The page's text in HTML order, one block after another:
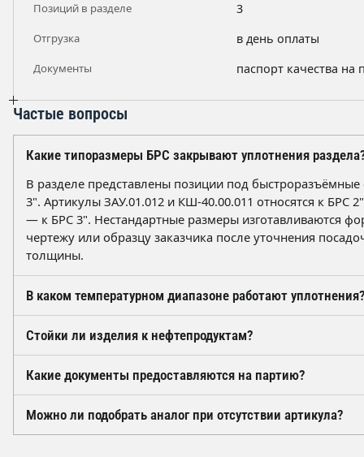
Позиций в разделе 3
Отгрузка в день оплаты
Документы паспорт качества на
Частые вопросы
Какие типоразмеры БРС закрывают уплотнения
В разделе представлены позиции под быстроразъёмные
3". Артикулы ЗАУ.01.012 и КШ-40.00.011 относятся к БРС
— к БРС 3". Нестандартные размеры изготавливаются
чертежу или образцу заказчика после уточнения
толщины.
В каком температурном диапазоне работают
диапазон зависит от марки резиновой смеси и
партию. Для эксплуатации при более низких
морозостойкая смесь, это требуется согласовать при
Стойки ли изделия к нефтепродуктам?
упругость и геометрию при контакте с нефтью,
минеральными маслами и большинством
агрессивных химических сред подбор смеси
составу и концентрации среды.
Какие документы предоставляются на партию?
обозначения изделия и группы резины. По запросу
сведения о соответствии требованиям ТР ЕАЭС и
Можно ли подобрать аналог при отсутствии артикула?